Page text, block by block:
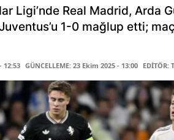
Ligi’nde Real Madrid, Arda
1-0 mağlup etti;
12:53 GÜNCELLEME: 23 Ekim 2025 - 13:00 EDİTÖR: